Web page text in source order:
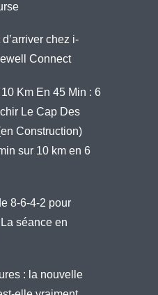
d’arriver chez i-
Connect
Km En 45 Min : 6
Le Cap Des
Construction)
sur 10 km en 6
8-6-4-2 pour
La séance en
: la nouvelle